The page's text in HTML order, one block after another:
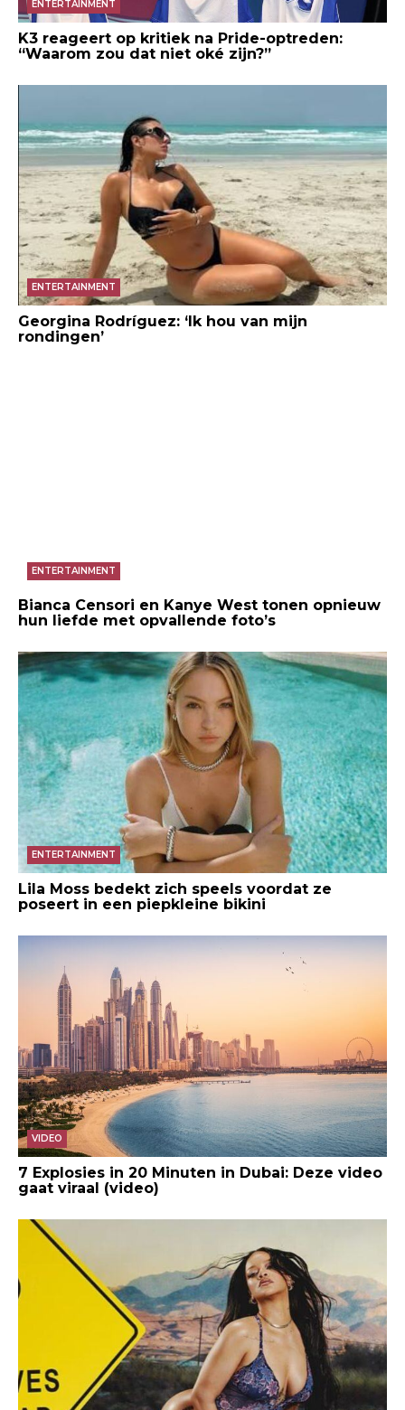
ENTERTAINMENT
K3 reageert op kritiek na Pride-optreden:
“Waarom zou dat niet oké zijn?”
ENTERTAINMENT
Georgina Rodríguez: ‘Ik hou van mijn
rondingen’
ENTERTAINMENT
Bianca Censori en Kanye West tonen opnieuw
hun liefde met opvallende foto’s
ENTERTAINMENT
Lila Moss bedekt zich speels voordat ze
poseert in een piepkleine bikini
VIDEO
7 Explosies in 20 Minuten in Dubai: Deze video
gaat viraal (video)